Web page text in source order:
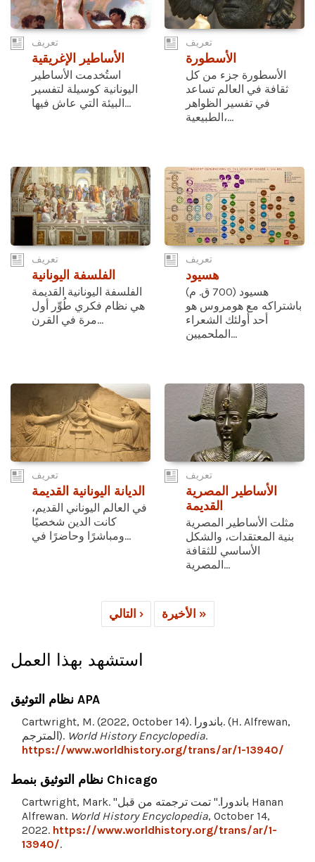
تعريف
الأساطير الإغريقية
استُخدمت الأساطير
اليونانية كوسيلة لتفسير
البيئة التي عاش فيها...
تعريف
الأسطورة
الأسطورة جزء من كل
ثقافة في العالم تساعد
في تفسير الظواهر
الطبيعية،...
تعريف
الفلسفة اليونانية
الفلسفة اليونانية القديمة
هي نظام فكري طُوِّر أول
مرة في القرن...
تعريف
هسيود
هسيود (700 ق. م)
باشتراكه مع هومروس هو
أحد أولئك الشعراء
الملحميين...
تعريف
الديانة اليونانية القديمة
في العالم اليوناني القديم،
كانت الدين شخصيًا
ومباشرًا وحاضرًا في...
تعريف
الأساطير المصرية
القديمة
مثلت الأساطير المصرية
بنية المعتقدات، والشكل
الأساسي للثقافة
المصرية...
التالي › الأخيرة »
استشهد بهذا العمل
نظام التوثيق APA
Cartwright, M. (2022, October 14). باندورا. (H. Alfrewan,
المترجم). World History Encyclopedia.
https://www.worldhistory.org/trans/ar/1-13940/
نظام التوثيق بنمط Chicago
Cartwright, Mark. "باندورا." تمت ترجمته من قبل Hanan
Alfrewan. World History Encyclopedia, October 14,
2022. https://www.worldhistory.org/trans/ar/1-
13940/.